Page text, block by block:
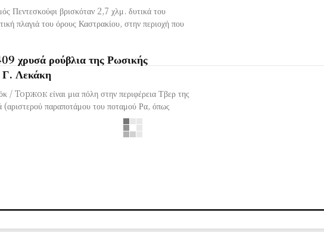
Πεντεσκούφι βρισκόταν 2,7 χλμ. δυτικά του
πλαγιά του όρους Καστρακίου, στην περιοχή που
χρυσά ρούβλια της Ρωσικής
Γ. Λεκάκη
/ Торжок είναι μια πόλη στην περιφέρεια Τβερ της
παραποτάμου του ποταμού Ρα, όπως